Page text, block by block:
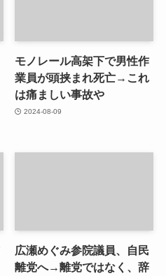
モノレール高架下で男性作
業員が頭挟まれ死亡→これ
は痛ましい事故や
2024-08-09
広瀬めぐみ参院議員、自民
離党へ→離党ではなく、辞